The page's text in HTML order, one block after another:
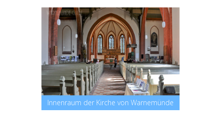
Innenraum der Kirche von Warnemünde